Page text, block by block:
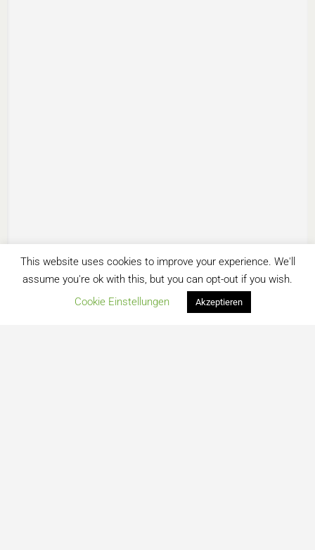
Map view
This website uses cookies to improve your experience. We'll
assume you're ok with this, but you can opt-out if you wish.
Cookie Einstellungen
Akzeptieren